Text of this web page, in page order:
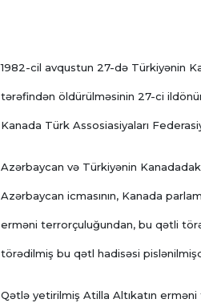
1982-cil avqustun 27-də Türkiyənin
tərəfindən öldürülməsinin 27-ci
Kanada Türk Assosiasiyaları
Azərbaycan və Türkiyənin
Azərbaycan icmasının, Kanada
erməni terrorçuluğundan, bu qətli
törədilmiş bu qətl hadisəsi
Qətlə yetirilmiş Atilla Altıkatın